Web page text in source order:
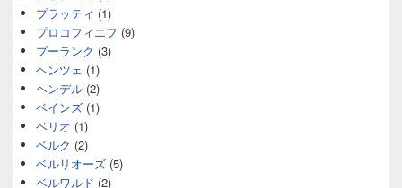
プラッティ (1)
プロコフィエフ (9)
プーランク (3)
ヘンツェ (1)
ヘンデル (2)
ベインズ (1)
ベリオ (1)
ベルク (2)
ベルリオーズ (5)
ベルワルド (2)